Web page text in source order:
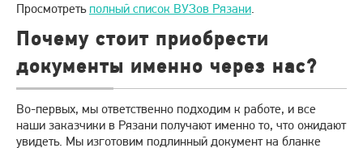
Просмотреть полный список ВУЗов Рязани.
Почему стоит приобрести
документы именно через нас?
Во-первых, мы ответственно подходим к работе, и все
наши заказчики в Рязани получают именно то, что ожидают
увидеть. Мы изготовим подлинный документ на бланке